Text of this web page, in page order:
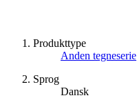
Produkttype
Anden tegneserie
Sprog
Dansk